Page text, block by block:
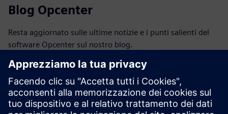
Blog Opcenter
Resta aggiornato sulle ultime notizie e i punti salienti del
software Opcenter sul nostro blog.
Visita il blog
Community di Opcenter